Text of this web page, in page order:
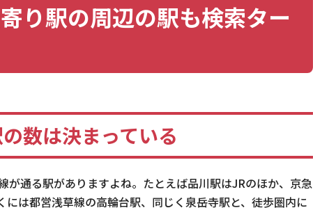
り駅の周辺の駅も検索ター
数は決まっている
が通る駅がありますよね。たとえば品川駅はJRのほか、京急
には都営浅草線の高輪台駅、同じく泉岳寺駅と、徒歩圏内に